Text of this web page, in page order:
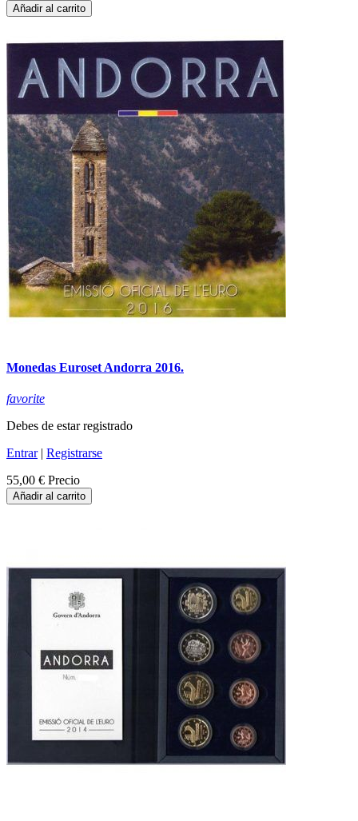
Añadir al carrito
Monedas Euroset Andorra 2016.
favorite
Debes de estar registrado
Entrar| Registrarse
55,00 € Precio
Añadir al carrito